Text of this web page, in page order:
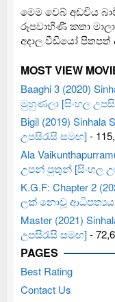
මෙම වෙබ් අඩවිය
රූපවාහිණී කතා
අදාල වීඩියෝ පිතපත්
MOST VIEW
Baaghi 3 (2020)
මුහුණලා [සිංහල
Bigil (2019)
උපසිරැසි සමඟ]-
Ala
උපන් පුතුන් [සිංහල
K.G.F: Chapter 2
ලක් නොවූ ආධිපත්‍යය
Master (2021)
උපසිරැසි සමඟ]-
PAGES
Best Rating
Contact Us